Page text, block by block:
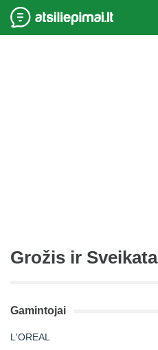
Grožis ir Sveikata
Gamintojai
L'OREAL